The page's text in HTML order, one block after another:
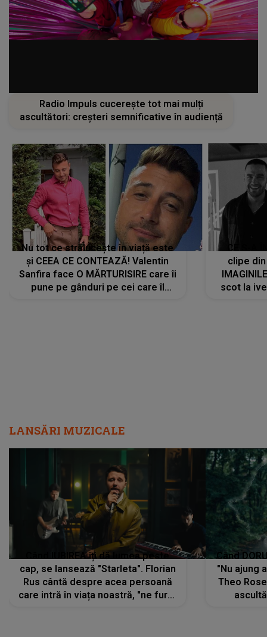
Radio Impuls cucerește tot mai mulți
ascultători: creșteri semnificative în audiență
Nu tot ce strălucește în viață este
și CEEA CE CONTEAZĂ! Valentin
Sanfira face O MĂRTURISIRE care îi
pune pe gânduri pe cei care îl
CE S-A
clipe
scot la
LANSĂRI MUZICALE
Când IUBIREA îți dă lumea peste
cap, se lansează "Starleta". Florian
Rus cântă despre acea persoană
care intră în viața noastră, "ne fură"
Când
"Nu ajung
Theo